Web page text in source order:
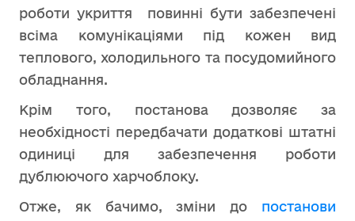
роботи укриття повинні бути забезпечені
всіма комунікаціями під кожен вид
теплового, холодильного та посудомийного
обладнання.
Крім того, постанова дозволяє за
необхідності передбачати додаткові штатні
одиниці для забезпечення роботи
дублюючого харчоблоку.
Отже, як бачимо, зміни до постанови